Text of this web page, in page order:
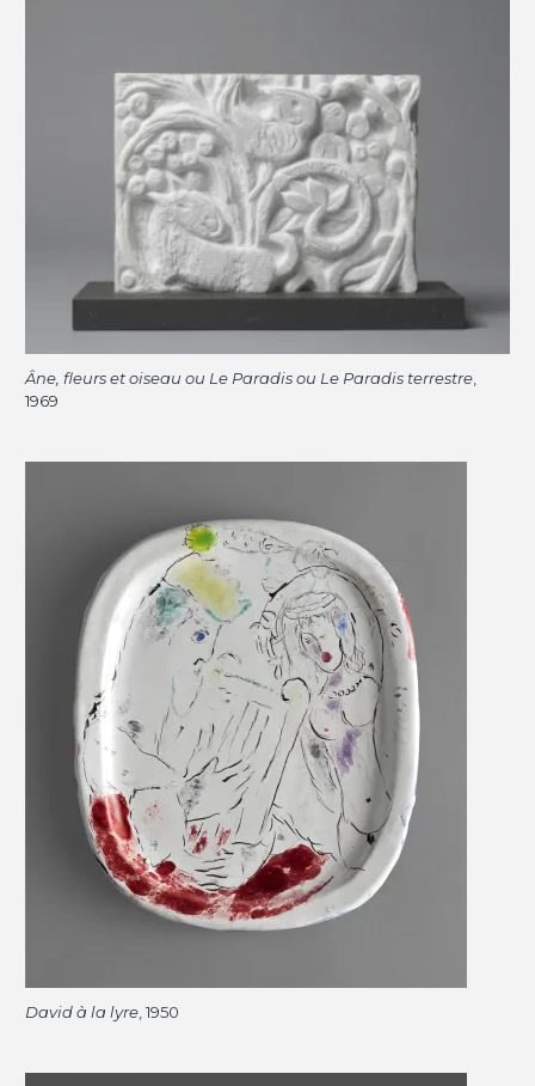
Âne, fleurs et oiseau ou Le Paradis ou Le Paradis terrestre
1969
David à la lyre , 1950